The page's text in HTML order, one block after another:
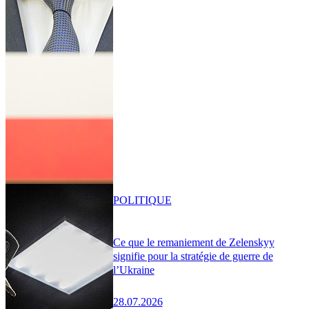
Ce que le remaniement de Zelenskyy
signifie pour la stratégie de guerre de
l’Ukraine
28.07.2026
POLITIQUE